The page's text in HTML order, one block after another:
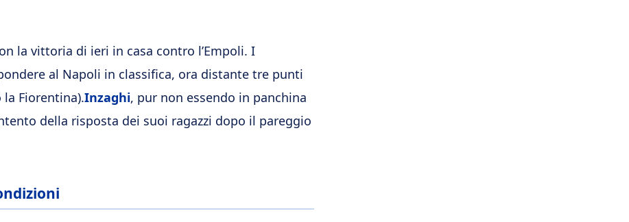
la vittoria di ieri in casa contro l’Empoli. I
al Napoli in classifica, ora distante tre punti
Fiorentina).Inzaghi, pur non essendo in panchina
della risposta dei suoi ragazzi dopo il pareggio